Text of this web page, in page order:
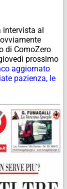
intervista al
di ComoZero
prossimo
aggiornato
pazienza, le